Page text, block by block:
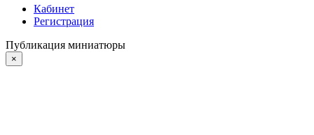
Кабинет
Регистрация
Публикация миниатюры
×